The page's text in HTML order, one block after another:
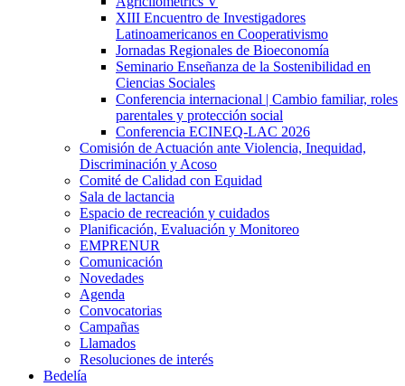
XIII Encuentro de Investigadores
Latinoamericanos en Cooperativismo
Jornadas Regionales de Bioeconomía
Seminario Enseñanza de la Sostenibilidad en
Ciencias Sociales
Conferencia internacional | Cambio familiar, roles
parentales y protección social
Conferencia ECINEQ-LAC 2026
Comisión de Actuación ante Violencia, Inequidad,
Discriminación y Acoso
Comité de Calidad con Equidad
Sala de lactancia
Espacio de recreación y cuidados
Planificación, Evaluación y Monitoreo
EMPRENUR
Comunicación
Novedades
Agenda
Convocatorias
Campañas
Llamados
Resoluciones de interés
Bedelía